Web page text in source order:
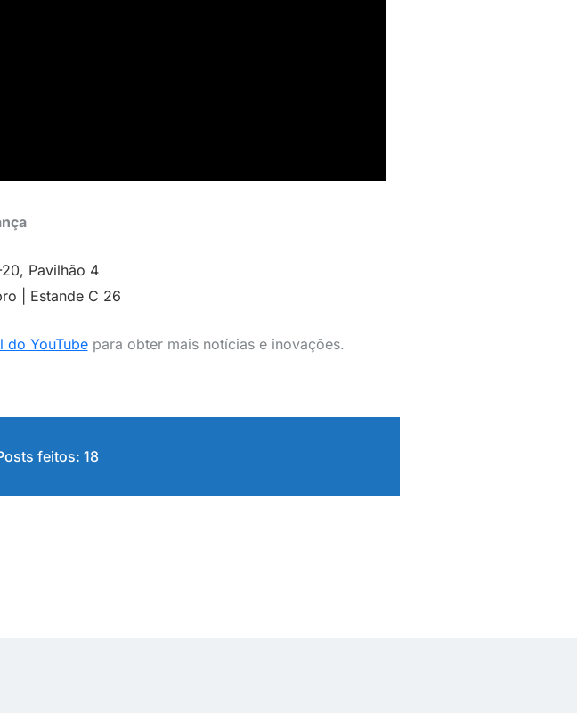
Pavilhão 4
| Estande C 26
do YouTubepara obter mais notícias e inovações.
feitos: 18